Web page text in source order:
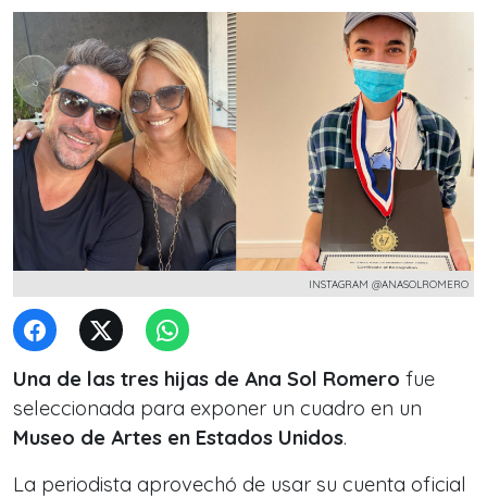
INSTAGRAM @ANASOLROMERO
Una de las tres hijas de Ana Sol Romero fue
seleccionada para exponer un cuadro en un
Museo de Artes en Estados Unidos.
La periodista aprovechó de usar su cuenta oficial